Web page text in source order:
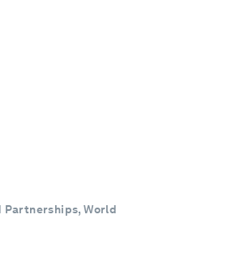
Partnerships, World